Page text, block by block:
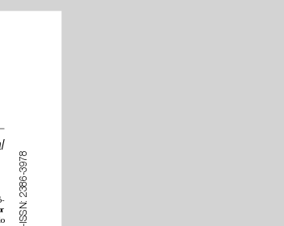
Anatomy of the pro-sovereignty discourse: comparative thematic and terminological
I
S
S
N
:
2
3
8
6
3
9
7
8
profesor de Historia Econó-
Contratado Doctor. Actualmente es el director de Investigación de ESIC University. El profesor Jaspe está especializado